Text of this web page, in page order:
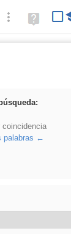
Búsqueda avanzada
Ayuda
(en
coincidencia
palabras